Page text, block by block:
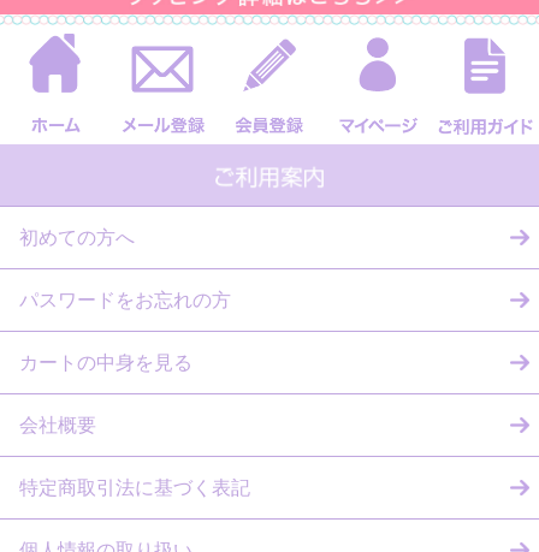
初めての方へ
パスワードをお忘れの方
カートの中身を見る
会社概要
特定商取引法に基づく表記